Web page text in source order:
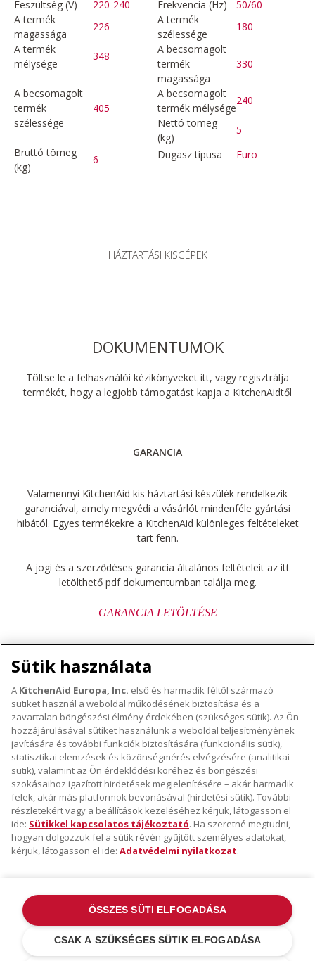
Feszültség (V)
220-240 Frekvencia (Hz)
50/60
A termék
magassága
226
A termék
szélessége
180
A termék
mélysége
348
A becsomagolt
termék
magassága
330
A becsomagolt
termék
szélessége
405
A becsomagolt
termék mélysége
240
Nettó tömeg
(kg)
5
Bruttó tömeg
(kg)
6 Dugasz típusa Euro
HÁZTARTÁSI KISGÉPEK
DOKUMENTUMOK
Töltse le a felhasználói kézikönyveket itt, vagy regisztrálja
termékét, hogy a legjobb támogatást kapja a KitchenAidtől
GARANCIA
Valamennyi KitchenAid kis háztartási készülék rendelkezik
garanciával, amely megvédi a vásárlót mindenféle gyártási
hibától. Egyes termékekre a KitchenAid különleges feltételeket
tart fenn.
A jogi és a szerződéses garancia általános feltételeit az itt
letölthető pdf dokumentumban találja meg.
GARANCIA LETÖLTÉSE
A KITCHENAID MÁRKÁRÓL
A márka lényege
A márka története
ODR
TÁMOGATÁS
Hol lehet megvenni
Garancia és dokumentumok
Ügyfélszolgálat
KÖVESSEN BENNÜNKET
©2022 Minden jog fenntartva. A KitchenAid és a robotgép kialakítása az
USA-ban és máshol bejegyzett védjegyek .Adatvédelmi nyilatkozat
Sütik.További országok
Sütik használata
A KitchenAid Europa, Inc. első és harmadik féltől származó
sütiket használ a weboldal működésének biztosítása és a
zavartalan böngészési élmény érdekében (szükséges sütik). Az Ön
hozzájárulásával sütiket használunk a weboldal teljesítményének
javítására és további funkciók biztosítására (funkcionális sütik),
statisztikai elemzések és közönségmérés elvégzésére (analitikai
sütik), valamint az Ön érdeklődési köréhez és böngészési
szokásaihoz igazított hirdetések megjelenítésére – akár harmadik
felek, akár más platformok bevonásával (hirdetési sütik). További
részletekért vagy a beállítások kezeléséhez kérjük, látogasson el
ide: Sütikkel kapcsolatos tájékoztató. Ha szeretné megtudni,
hogyan dolgozzuk fel a sütik révén gyűjtött személyes adatokat,
kérjük, látogasson el ide: Adatvédelmi nyilatkozat.
CSAK A SZÜKSÉGES SÜTIK ELFOGADÁSA
ÖSSZES SÜTI ELFOGADÁSA